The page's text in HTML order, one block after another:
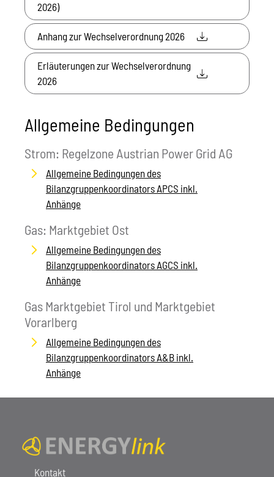
2026)
Anhang zur Wechselverordnung 2026
Erläuterungen zur Wechselverordnung
2026
Allgemeine Bedingungen
Strom: Regelzone Austrian Power Grid AG
Allgemeine Bedingungen des
Bilanzgruppenkoordinators APCS inkl.
Anhänge
Gas: Marktgebiet Ost
Allgemeine Bedingungen des
Bilanzgruppenkoordinators AGCS inkl.
Anhänge
Gas Marktgebiet Tirol und Marktgebiet
Vorarlberg
Allgemeine Bedingungen des
Bilanzgruppenkoordinators A&B inkl.
Anhänge
Kontakt